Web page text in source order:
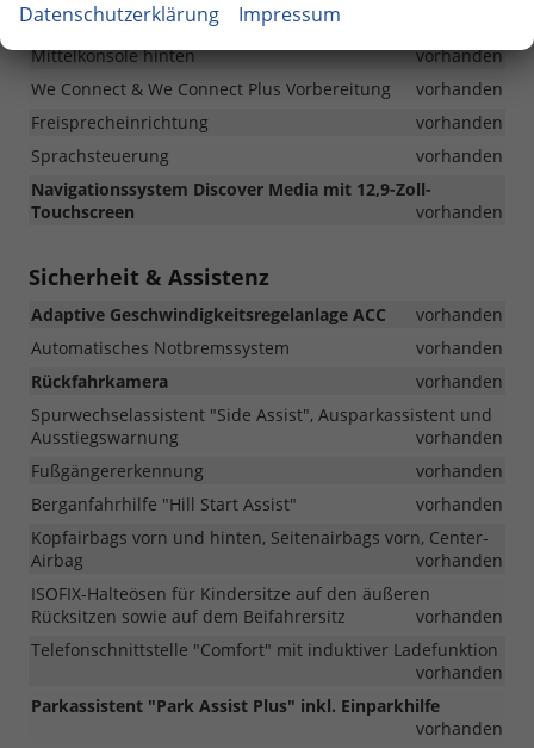
2 USB-C-Schnittstellen vorn, 1 USB-C-Ladebuchsen an der
Mittelkonsole hinten
vorhanden
We Connect & We Connect Plus Vorbereitung
vorhanden
Freisprecheinrichtung
vorhanden
Sprachsteuerung
vorhanden
Navigationssystem Discover Media mit 12,9-Zoll-
Touchscreen
vorhanden
Sicherheit & Assistenz
Adaptive Geschwindigkeitsregelanlage ACC
vorhanden
Automatisches Notbremssystem
vorhanden
Rückfahrkamera
vorhanden
Spurwechselassistent "Side Assist", Ausparkassistent und
Ausstiegswarnung
vorhanden
Fußgängererkennung
vorhanden
Berganfahrhilfe "Hill Start Assist"
vorhanden
Kopfairbags vorn und hinten, Seitenairbags vorn, Center-
Airbag
vorhanden
ISOFIX-Halteösen für Kindersitze auf den äußeren
Rücksitzen sowie auf dem Beifahrersitz
vorhanden
Telefonschnittstelle "Comfort" mit induktiver Ladefunktion
vorhanden
Parkassistent "Park Assist Plus" inkl. Einparkhilfe
vorhanden
Datenschutzerklärung Impressum